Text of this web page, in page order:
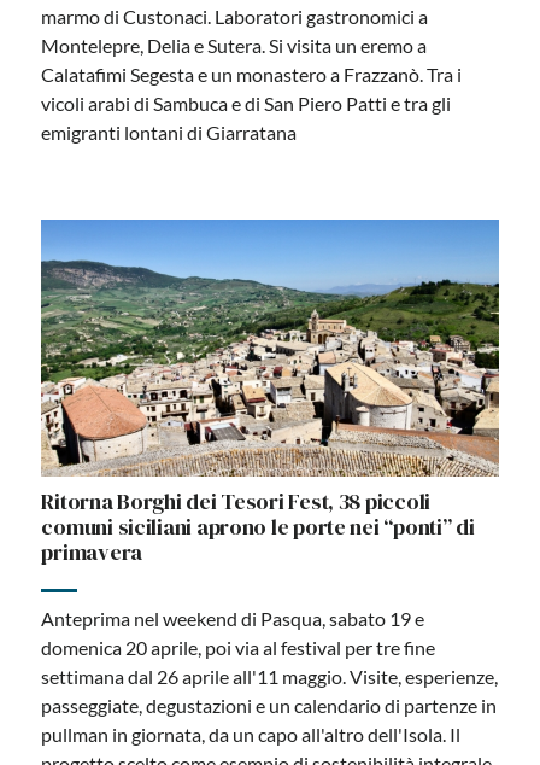
marmo di Custonaci. Laboratori gastronomici a
Montelepre, Delia e Sutera. Si visita un eremo a
Calatafimi Segesta e un monastero a Frazzanò. Tra i
vicoli arabi di Sambuca e di San Piero Patti e tra gli
emigranti lontani di Giarratana
Ritorna Borghi dei Tesori Fest, 38 piccoli
comuni siciliani aprono le porte nei “ponti” di
primavera
Anteprima nel weekend di Pasqua, sabato 19 e
domenica 20 aprile, poi via al festival per tre fine
settimana dal 26 aprile all'11 maggio. Visite, esperienze,
passeggiate, degustazioni e un calendario di partenze in
pullman in giornata, da un capo all'altro dell'Isola. Il